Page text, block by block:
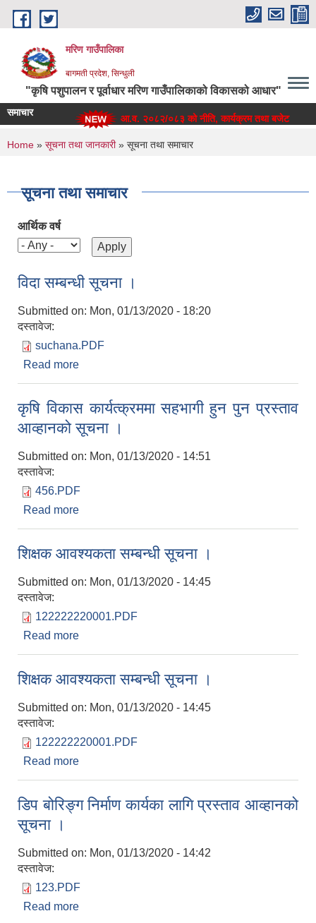
Skip to main content
मरिण गाउँपालिका
बागमती प्रदेश, सिन्धुली
"कृषि पशुपालन र पूर्वाधार मरिण गाउँपालिकाको विकासको आधार"
समाचार
आ.व. २०८२/०८३ को नीति, कार्यक्रम तथा बजेट
You are here
Home » सूचना तथा जानकारी» सूचना तथा समाचार
सूचना तथा समाचार
आर्थिक वर्ष
विदा सम्बन्धी सूचना ।
Submitted on: Mon, 01/13/2020 - 18:20
दस्तावेज:
suchana.PDF
Read more
कृषि विकास कार्यत्क्रममा सहभागी हुन पुन प्रस्ताव
आव्हानको सूचना ।
Submitted on: Mon, 01/13/2020 - 14:51
दस्तावेज:
456.PDF
Read more
शिक्षक आवश्यकता सम्बन्धी सूचना ।
Submitted on: Mon, 01/13/2020 - 14:45
दस्तावेज:
122222220001.PDF
Read more
शिक्षक आवश्यकता सम्बन्धी सूचना ।
Submitted on: Mon, 01/13/2020 - 14:45
दस्तावेज:
122222220001.PDF
Read more
डिप बोरिङ्ग निर्माण कार्यका लागि प्रस्ताव आव्हानको
सूचना ।
Submitted on: Mon, 01/13/2020 - 14:42
दस्तावेज:
123.PDF
Read more